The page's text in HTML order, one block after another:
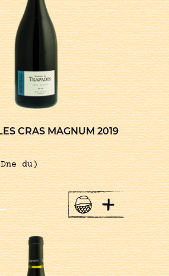
CRAS MAGNUM 2019
du)
+